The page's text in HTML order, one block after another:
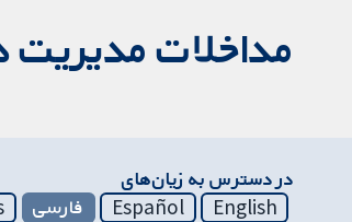
مداخلات مدیریت
در دسترس به زیان‌های
English
Español فارسی